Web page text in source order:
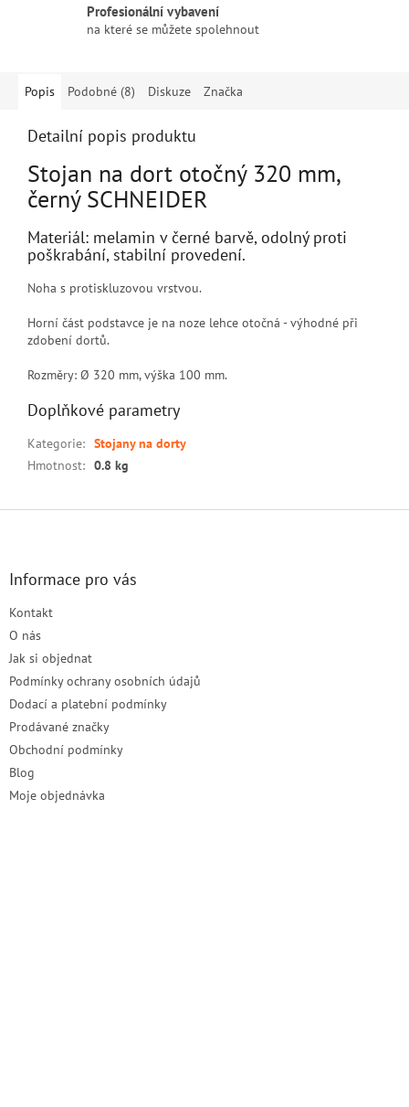
Profesionální vybavení
na které se můžete spolehnout
Popis Podobné (8) Diskuze Značka
Detailní popis produktu
Stojan na dort otočný 320 mm,
černý SCHNEIDER
Materiál: melamin v černé barvě, odolný proti
poškrabání, stabilní provedení.
Noha s protiskluzovou vrstvou.
Horní část podstavce je na noze lehce otočná - výhodné při
zdobení dortů.
Rozměry: Ø 320 mm, výška 100 mm.
Doplňkové parametry
Kategorie: Stojany na dorty
Hmotnost: 0.8 kg
Informace pro vás
Kontakt
O nás
Jak si objednat
Podmínky ochrany osobních údajů
Dodací a platební podmínky
Prodávané značky
Obchodní podmínky
Blog
Moje objednávka